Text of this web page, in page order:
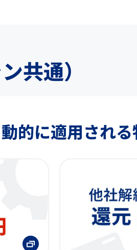
共通）
的に適用され